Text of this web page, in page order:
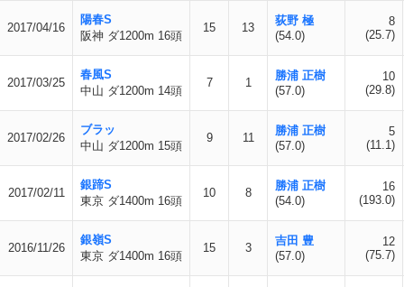
2017/04/16
陽春S
阪神 ダ1200m 16頭
15 13
荻野 極
(54.0)
8
(25.7)
2017/03/25
春風S
中山 ダ1200m 14頭
7 1
勝浦 正樹
(57.0)
10
(29.8)
2017/02/26
ブラッ
中山 ダ1200m 15頭
9 11
勝浦 正樹
(57.0)
5
(11.1)
2017/02/11
銀蹄S
東京 ダ1400m 16頭
10 8
勝浦 正樹
(54.0)
16
(193.0)
2016/11/26
銀嶺S
東京 ダ1400m 16頭
15 3
吉田 豊
(57.0)
12
(75.7)